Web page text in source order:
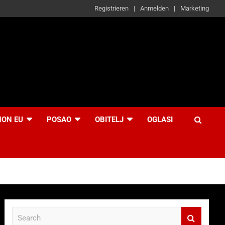
Registrieren Anmelden Marketing
EU POSAO OBITELJ OGLASI